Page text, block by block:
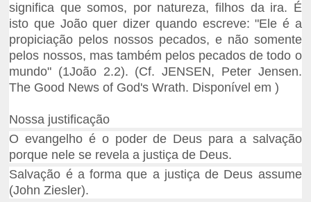
significa que somos, por natureza, filhos da ira. É
isto que João quer dizer quando escreve: "Ele é a
propiciação pelos nossos pecados, e não somente
pelos nossos, mas também pelos pecados de todo o
mundo" (1João 2.2). (Cf. JENSEN, Peter Jensen.
The Good News of God's Wrath. Disponível em)
Nossa justificação
O evangelho é o poder de Deus para a salvação
porque nele se revela a justiça de Deus.
Salvação é a forma que a justiça de Deus assume
(John Ziesler).